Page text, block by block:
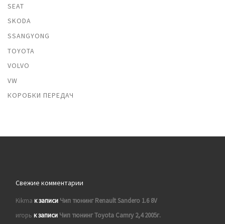
SEAT
SKODA
SSANGYONG
TOYOTA
VOLVO
VW
КОРОБКИ ПЕРЕДАЧ
Свежие комментарии
Kikma к записи Чип тюнинг Renault Sandero 1.6 8V
игорь к записи Чип тюнинг Toyota Camry 2,4 2005г.